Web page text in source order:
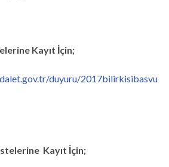
Kayıt İçin;
duyuru/2017bilirkisibasvu
Kayıt İçin;